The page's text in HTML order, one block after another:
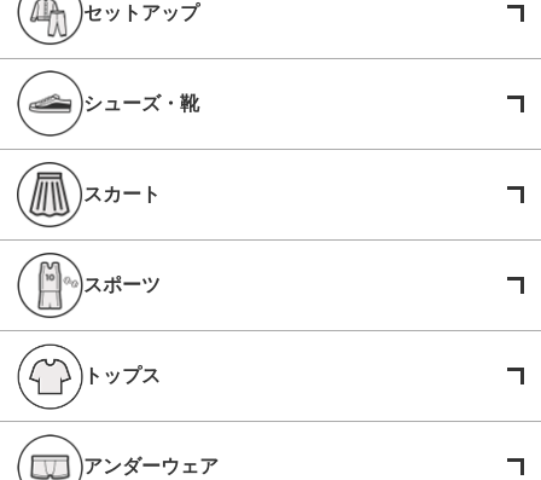
セットアップ
シューズ・靴
スカート
スポーツ
トップス
アンダーウェア